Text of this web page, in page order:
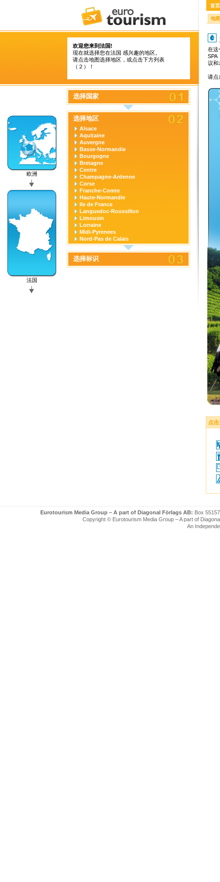
欢迎您来到法国!
现在就选择您在法国 感兴趣的地区。
请点击地图选择地区，或点击下方列表
（２）！
欧洲
法国
选择国家
选择地区
Alsace
Aquitaine
Auvergne
Basse-Normandie
Bourgogne
Bretagne
Centre
Champagne-Ardenne
Corse
Franche-Comte
Haute-Normandie
Ile de France
Languedoc-Roussillon
Limousin
Lorraine
Midi-Pyrenees
Nord-Pas de Calais
Pays de la Loire
Picardie
Poitou-Charentes
Provence-Alpes-Cote D'azur
选择标识
首页
地图
在这
SPA
议和
请点
点
Eurotourism Media Group – A part of Diagonal Förlags AB: Box
Copyright © Eurotourism Media Group – A part of
An